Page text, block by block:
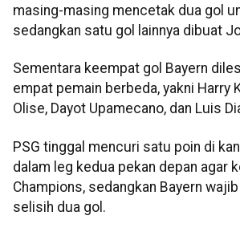
masing-masing mencetak dua gol
sedangkan satu gol lainnya dibuat
Sementara keempat gol Bayern
empat pemain berbeda, yakni Harry
Olise, Dayot Upamecano, dan Luis
PSG tinggal mencuri satu poin di
dalam leg kedua pekan depan agar
Champions, sedangkan Bayern
selisih dua gol.